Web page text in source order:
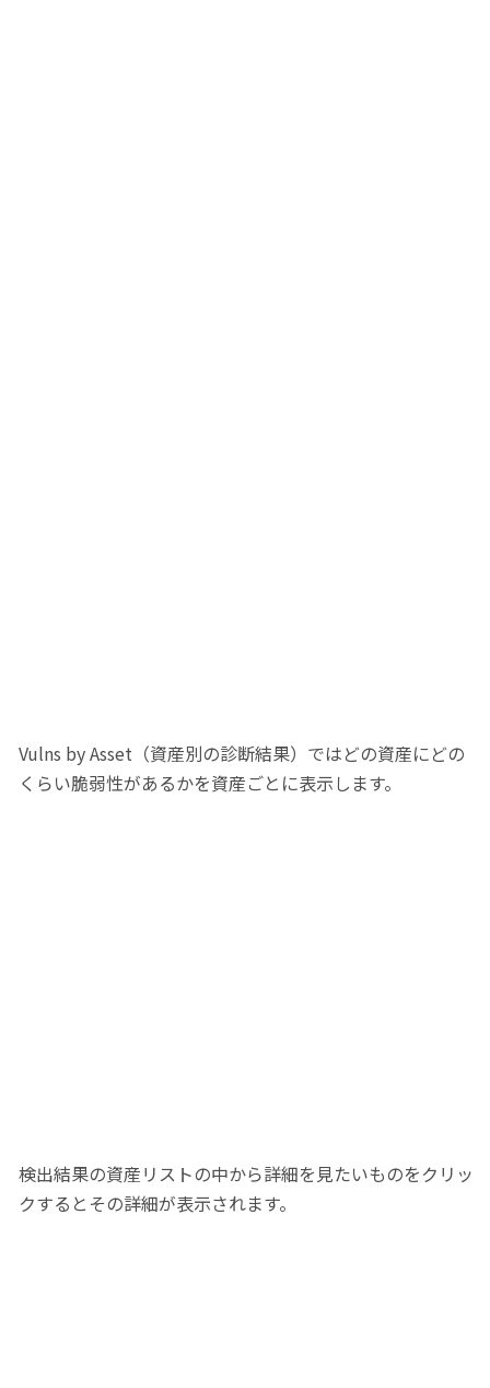
Vulns by Asset（資産別の診断結果）ではどの資産にどの
くらい脆弱性があるかを資産ごとに表示します。
検出結果の資産リストの中から詳細を見たいものをクリッ
クするとその詳細が表示されます。